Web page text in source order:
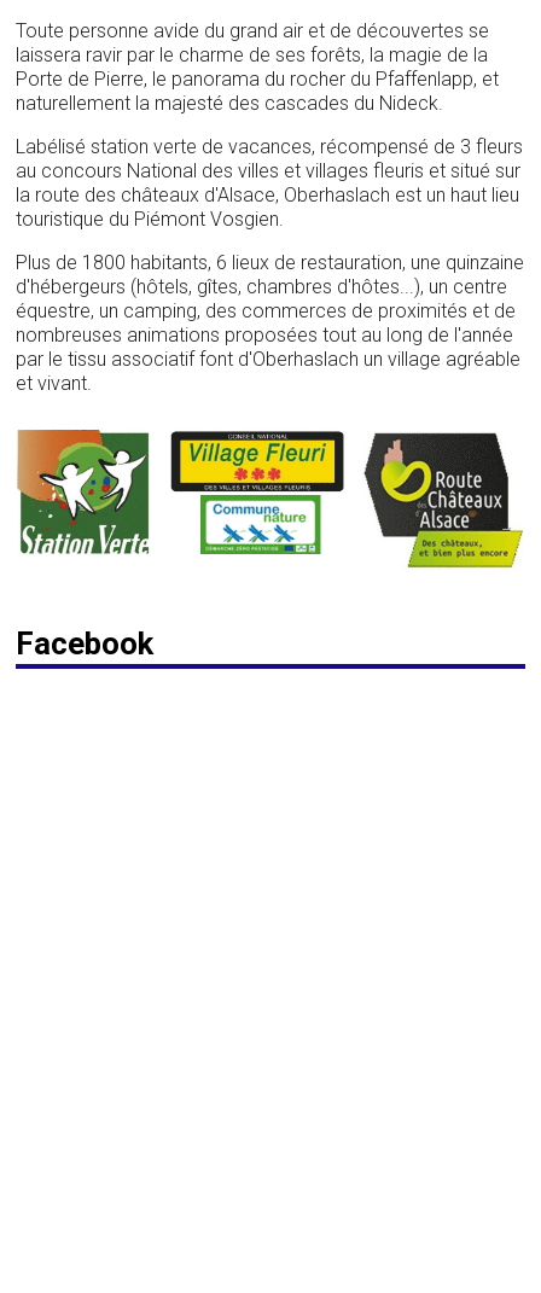
Toute personne avide du grand air et de découvertes se
laissera ravir par le charme de ses forêts, la magie de la
Porte de Pierre, le panorama du rocher du Pfaffenlapp, et
naturellement la majesté des cascades du Nideck.
Labélisé station verte de vacances, récompensé de 3 fleurs
au concours National des villes et villages fleuris et situé sur
la route des châteaux d'Alsace, Oberhaslach est un haut lieu
touristique du Piémont Vosgien.
Plus de 1800 habitants, 6 lieux de restauration, une quinzaine
d'hébergeurs (hôtels, gîtes, chambres d'hôtes...), un centre
équestre, un camping, des commerces de proximités et de
nombreuses animations proposées tout au long de l'année
par le tissu associatif font d'Oberhaslach un village agréable
et vivant.
Facebook